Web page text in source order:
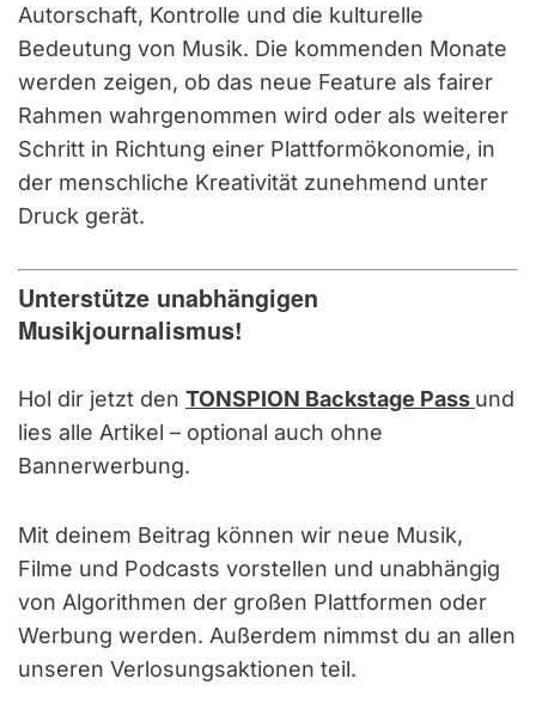
Autorschaft, Kontrolle und die kulturelle
Bedeutung von Musik. Die kommenden Monate
werden zeigen, ob das neue Feature als fairer
Rahmen wahrgenommen wird oder als weiterer
Schritt in Richtung einer Plattformökonomie, in
der menschliche Kreativität zunehmend unter
Druck gerät.
Unterstütze unabhängigen
Musikjournalismus!
Hol dir jetzt den TONSPION Backstage Pass und
lies alle Artikel – optional auch ohne
Bannerwerbung.
Mit deinem Beitrag können wir neue Musik,
Filme und Podcasts vorstellen und unabhängig
von Algorithmen der großen Plattformen oder
Werbung werden. Außerdem nimmst du an allen
unseren Verlosungsaktionen teil.